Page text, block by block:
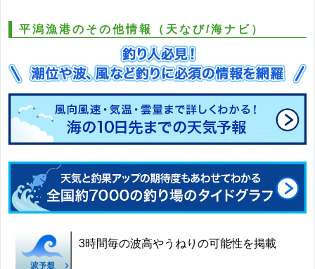
平潟漁港のその他情報（天なび/海ナビ）
3時間毎の波高やうねりの可能性を掲載